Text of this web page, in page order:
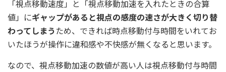
「視点移動速度」と「視点移動加速を入れたときの合算
値」にギャップがあると視点の感度の速さが大きく切り替
わってしまう ため、できれば時点移動付与時間をいれてお
いたほうが操作に違和感や不快感が無くなると思います。
なので、視点移動加速の数値が高い人は視点移動付与時間